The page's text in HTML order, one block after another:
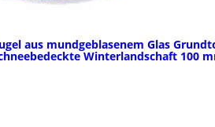
aus mundgeblasenem Glas
Winterlandschaft 100